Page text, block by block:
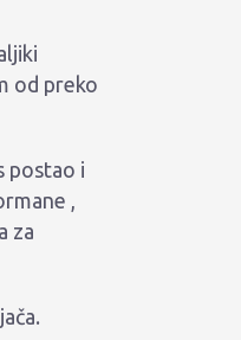
od preko
postao i
,
za